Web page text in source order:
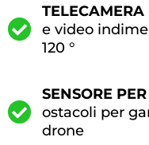
e video
120 °
SENSORE
ostacoli per
drone